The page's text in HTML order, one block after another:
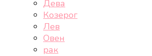
Дева
Козерог
Лев
Овен
рак